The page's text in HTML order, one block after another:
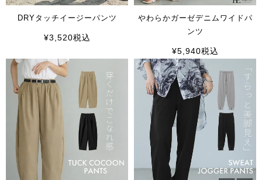
DRYタッチイージーパンツ
¥3,520税込
やわらかガーゼデニムワイドパ
ンツ
¥5,940税込